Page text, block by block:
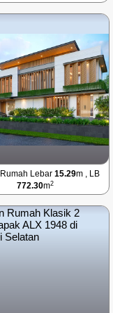
Lebar 15.29m , LB
772.30m2